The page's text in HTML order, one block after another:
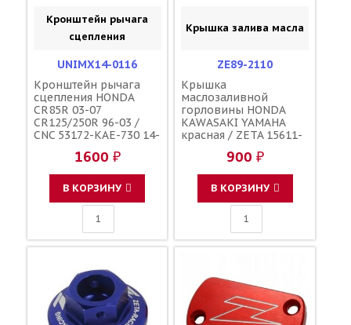
Кронштейн рычага
сцепления
UNIMX14-0116
Кронштейн рычага
сцепления HONDA
CR85R 03-07
CR125/250R 96-03 /
CNC 53172-KAE-730 14-
1600 ₽
В КОРЗИНУ
Крышка залива масла
ZE89-2110
Крышка
маслозаливной
горловины HONDA
KAWASAKI YAMAHA
красная / ZETA 15611-
16115-018 3Y1-15363-
00-00 3Y1-15363-10-00
900 ₽
В КОРЗИНУ